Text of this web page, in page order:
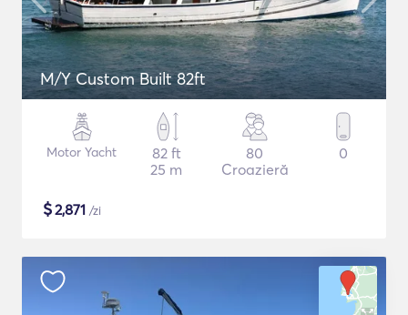
M/Y Custom Built 82ft
Motor Yacht
82 ft
25 m
80
Croazieră
0
$2,871 /zi